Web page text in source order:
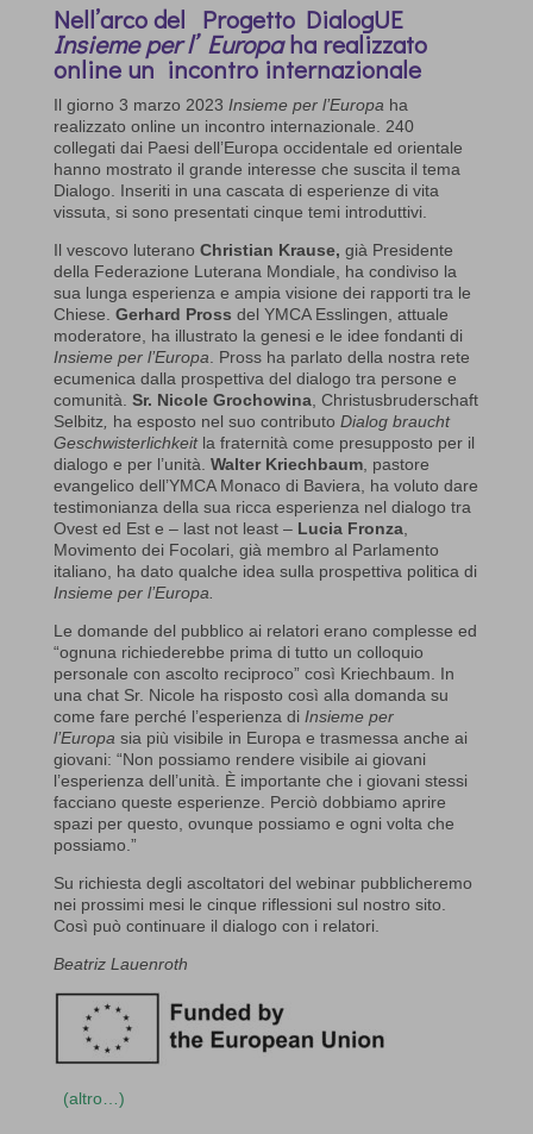
Nell’arco del Progetto DialogUE
Insieme per l’ Europaha realizzato
online un incontro internazionale
Il giorno 3 marzo 2023 Insieme per l’Europa ha
realizzato online un incontro internazionale. 240
collegati dai Paesi dell’Europa occidentale ed orientale
hanno mostrato il grande interesse che suscita il tema
Dialogo. Inseriti in una cascata di esperienze di vita
vissuta, si sono presentati cinque temi introduttivi.
Il vescovo luterano Christian Krause, già Presidente
della Federazione Luterana Mondiale, ha condiviso la
sua lunga esperienza e ampia visione dei rapporti tra le
Chiese. Gerhard Pross del YMCA Esslingen, attuale
moderatore, ha illustrato la genesi e le idee fondanti di
Insieme per l’Europa . Pross ha parlato della nostra rete
ecumenica dalla prospettiva del dialogo tra persone e
comunità. Sr. Nicole Grochowina, Christusbruderschaft
Selbitz
ha esposto nel suo contributo Dialog braucht
Geschwisterlichkeitla fraternità come presupposto per il
dialogo e per l’unità. Walter Kriechbaum, pastore
evangelico dell’YMCA Monaco di Baviera, ha voluto dare
testimonianza della sua ricca esperienza nel dialogo tra
Ovest ed Est e – last not least – Lucia Fronza,
Movimento dei Focolari, già membro al Parlamento
italiano, ha dato qualche idea sulla prospettiva politica di
Insieme per l’Europa.
Le domande del pubblico ai relatori erano complesse ed
“ognuna richiederebbe prima di tutto un colloquio
personale con ascolto reciproco” così Kriechbaum. In
una chat Sr. Nicole ha risposto così alla domanda su
come fare perché l’esperienza di Insieme per
l’Europa sia più visibile in Europa e trasmessa anche ai
giovani: “Non possiamo rendere visibile ai giovani
l’esperienza dell’unità. È importante che i giovani stessi
facciano queste esperienze. Perciò dobbiamo aprire
spazi per questo, ovunque possiamo e ogni volta che
possiamo.”
Su richiesta degli ascoltatori del webinar pubblicheremo
nei prossimi mesi le cinque riflessioni sul nostro sito.
Così può continuare il dialogo con i relatori.
Beatriz Lauenroth
(altro…)